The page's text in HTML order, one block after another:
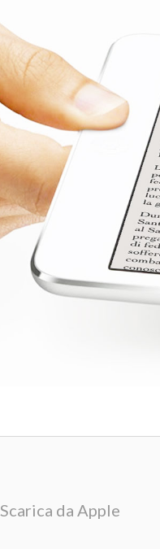
Scarica da Apple